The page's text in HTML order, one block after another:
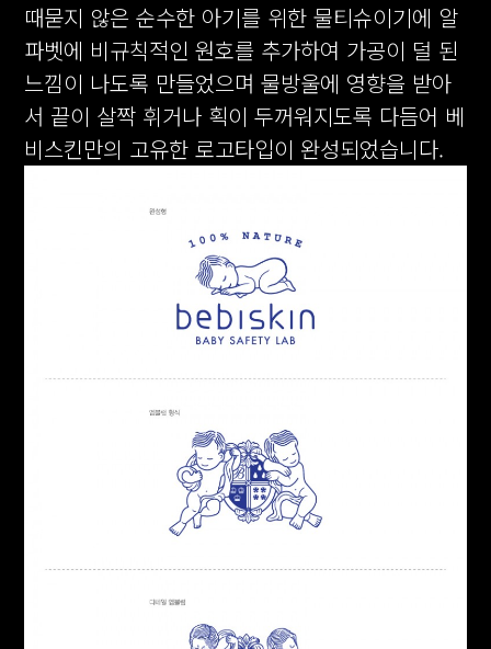
때묻지 않은 순수한 아기를 위한 물티슈이기에 알
파벳에 비규칙적인 원호를 추가하여 가공이 덜 된
느낌이 나도록 만들었으며 물방울에 영향을 받아
서 끝이 살짝 휘거나 획이 두꺼워지도록 다듬어 베
비스킨만의 고유한 로고타입이 완성되었습니다.